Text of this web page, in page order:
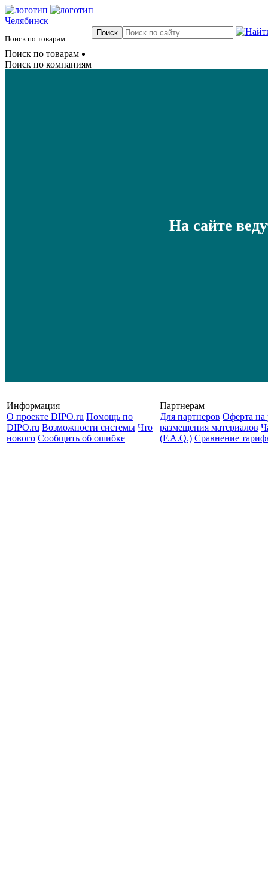
Челябинск
Поиск по товарам
Поиск по товарам
Поиск по компаниям
На сайте
Информация
О проекте DIPO.ru Помощь по
DIPO.ru Возможности системы Что
нового Сообщить об ошибке
Партнерам
Для партнеров Оферта на
размещения материалов
(F.A.Q.) Cравнение